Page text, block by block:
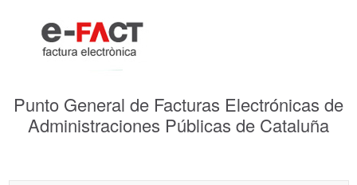
Punto General de Facturas Electrónicas de
Administraciones Públicas de Cataluña